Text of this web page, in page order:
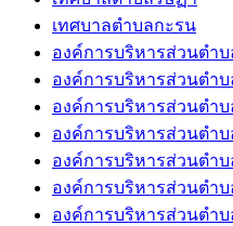
เทศบาลตำบลกะรน
องค์การบริหารส่วนตำ
องค์การบริหารส่วนตำ
องค์การบริหารส่วนตำ
องค์การบริหารส่วนตำบ
องค์การบริหารส่วนตำบ
องค์การบริหารส่วนตำ
องค์การบริหารส่วนตำบ